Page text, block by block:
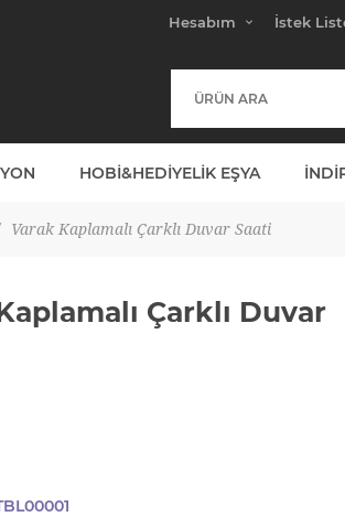
Hesabım İstek
HOBI&HEDIYELIK EŞYA
Varak Kaplamalı Çarklı Duvar Saati
Çarklı Duvar